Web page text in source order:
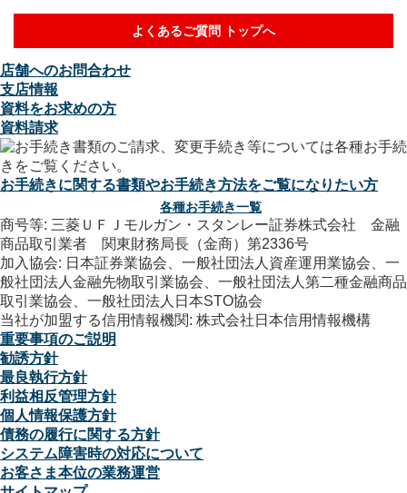
よくあるご質問 トップへ
店舗へのお問合わせ
支店情報
資料をお求めの方
資料請求
お手続きに関する書類やお手続き方法をご覧になりたい方
各種お手続き一覧
商号等: 三菱ＵＦＪモルガン・スタンレー証券株式会社 金融
商品取引業者 関東財務局長（金商）第2336号
加入協会: 日本証券業協会、一般社団法人資産運用業協会、一
般社団法人金融先物取引業協会、一般社団法人第二種金融商品
取引業協会、一般社団法人日本STO協会
当社が加盟する信用情報機関: 株式会社日本信用情報機構
重要事項のご説明
勧誘方針
最良執行方針
利益相反管理方針
個人情報保護方針
債務の履行に関する方針
システム障害時の対応について
お客さま本位の業務運営